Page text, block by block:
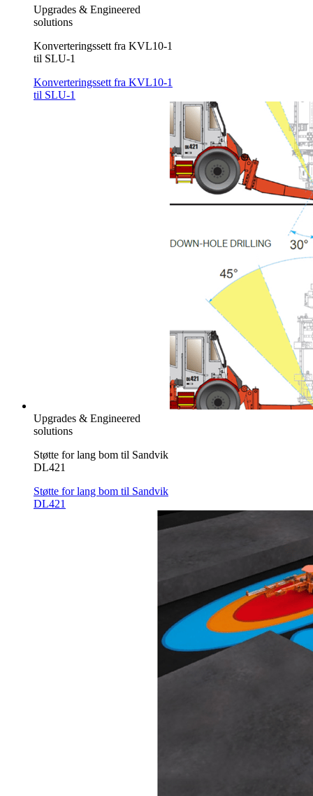
Upgrades & Engineered
solutions
Konverteringssett fra KVL10-1
til SLU-1
Konverteringssett fra KVL10-1
til SLU-1
Upgrades & Engineered
solutions
Støtte for lang bom til Sandvik
DL421
Støtte for lang bom til Sandvik
DL421